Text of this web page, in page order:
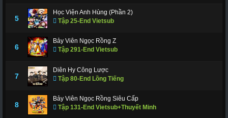
5
Học Viện Anh Hùng (Phần 2)
Tập 25-End Vietsub
6
Bảy Viên Ngọc Rồng Z
Tập 291-End Vietsub
7
Diên Hy Công Lược
Tập 80-End Lồng Tiếng
8
Bảy Viên Ngọc Rồng Siêu Cấp
Tập 131-End Vietsub+Thuyết Minh